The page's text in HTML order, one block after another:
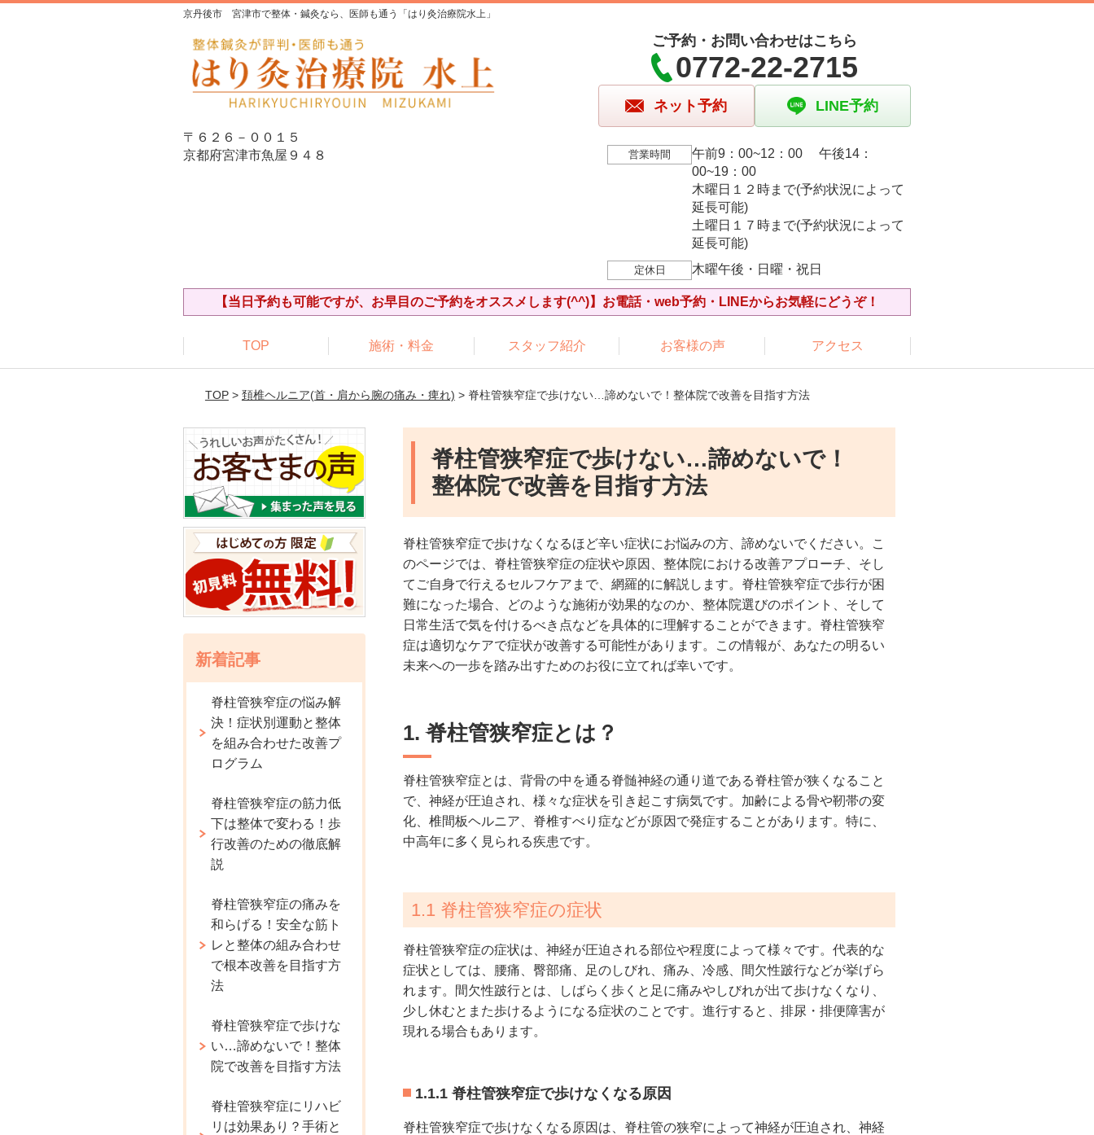
京丹後市 宮津市で整体・鍼灸なら、医師も通う「はり灸治療院水上」
〒６２６－００１５
京都府宮津市魚屋９４８
ご予約・お問い合わせはこちら
0772-22-2715
ネット予約 LINE予約
営業時間
午前9：00~12：00 午後14：
00~19：00
木曜日１２時まで(予約状況によって
延長可能)
土曜日１７時まで(予約状況によって
延長可能)
定休日 木曜午後・日曜・祝日
【当日予約も可能ですが、お早目のご予約をオススメします(^^)】お電話・web予約・LINEからお気軽にどうぞ！
TOP 施術・料金 スタッフ紹介 お客様の声 アクセス
TOP> 頚椎ヘルニア(首・肩から腕の痛み・痺れ) > 脊柱管狭窄症で歩けない…諦めないで！整体院で改善を目指す方法
脊柱管狭窄症で歩けない…諦めないで！
整体院で改善を目指す方法
脊柱管狭窄症で歩けなくなるほど辛い症状にお悩みの方、諦めないでください。こ
のページでは、脊柱管狭窄症の症状や原因、整体院における改善アプローチ、そし
てご自身で行えるセルフケアまで、網羅的に解説します。脊柱管狭窄症で歩行が困
難になった場合、どのような施術が効果的なのか、整体院選びのポイント、そして
日常生活で気を付けるべき点などを具体的に理解することができます。脊柱管狭窄
症は適切なケアで症状が改善する可能性があります。この情報が、あなたの明るい
未来への一歩を踏み出すためのお役に立てれば幸いです。
1. 脊柱管狭窄症とは？
脊柱管狭窄症とは、背骨の中を通る脊髄神経の通り道である脊柱管が狭くなること
で、神経が圧迫され、様々な症状を引き起こす病気です。加齢による骨や靭帯の変
化、椎間板ヘルニア、脊椎すべり症などが原因で発症することがあります。特に、
中高年に多く見られる疾患です。
1.1 脊柱管狭窄症の症状
脊柱管狭窄症の症状は、神経が圧迫される部位や程度によって様々です。代表的な
症状としては、腰痛、臀部痛、足のしびれ、痛み、冷感、間欠性跛行などが挙げら
れます。間欠性跛行とは、しばらく歩くと足に痛みやしびれが出て歩けなくなり、
少し休むとまた歩けるようになる症状のことです。進行すると、排尿・排便障害が
現れる場合もあります。
1.1.1 脊柱管狭窄症で歩けなくなる原因
脊柱管狭窄症で歩けなくなる原因は、脊柱管の狭窄によって神経が圧迫され、神経
新着記事
脊柱管狭窄症の悩み解
決！症状別運動と整体
を組み合わせた改善プ
ログラム
脊柱管狭窄症の筋力低
下は整体で変わる！歩
行改善のための徹底解
説
脊柱管狭窄症の痛みを
和らげる！安全な筋ト
レと整体の組み合わせ
で根本改善を目指す方
法
脊柱管狭窄症で歩けな
い…諦めないで！整体
院で改善を目指す方法
脊柱管狭窄症にリハビ
リは効果あり？手術と